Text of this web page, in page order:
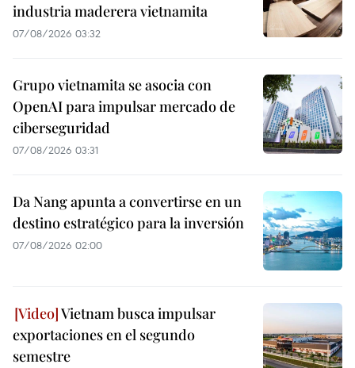
industria maderera vietnamita
07/08/2026 03:32
Grupo vietnamita se asocia con
OpenAI para impulsar mercado de
ciberseguridad
07/08/2026 03:31
Da Nang apunta a convertirse en un
destino estratégico para la inversión
07/08/2026 02:00
Vietnam busca impulsar
exportaciones en el segundo
semestre